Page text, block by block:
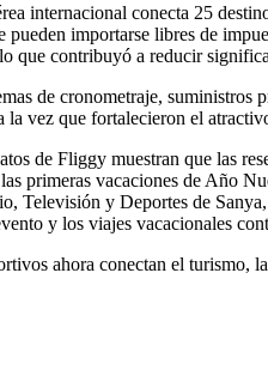
internacional conecta 25
importarse libres de
que contribuyó a reducir
de cronometraje,
vez que fortalecieron el
de Fliggy muestran que las
primeras vacaciones de Año
Televisión y Deportes de
y los viajes vacacionales
ahora conectan el turismo,